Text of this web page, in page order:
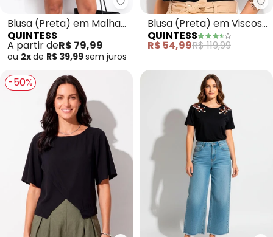
Quintess - Blusa (Preta) em
Blusa (Preta) em Malha
Scuba
QUINTESS
A partir deR$ 79,99
ou 2xde R$ 39,99sem juros
Blusa (Preta) em Viscose
Plana Sarjada
QUINTESS
R$ 54,99R$ 119,99
-50%